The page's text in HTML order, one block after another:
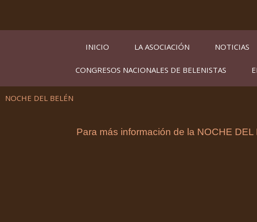
contenido
INICIO LA ASOCIACIÓN NOTICIAS
CONGRESOS NACIONALES DE BELENISTAS
NOCHE DEL BELÉN
Para más información de la NOCHE